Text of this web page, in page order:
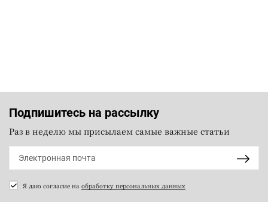
Подпишитесь на рассылку
Раз в неделю мы присылаем самые важные статьи
Я даю согласие на обработку персональных данных